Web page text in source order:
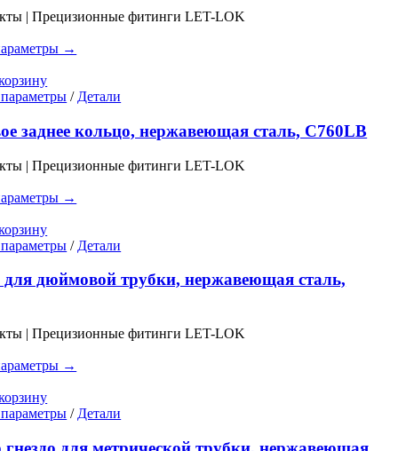
можно
на
| Прецизионные фитинги LET-LOK
→
Этот
имеет
несколько
вариаций.
Опции
выбрать
странице
товара.
/ Детали
заднее кольцо, нержавеющая сталь, C760LB
| Прецизионные фитинги LET-LOK
→
Этот
имеет
несколько
можно
на
/ Детали
для дюймовой трубки, нержавеющая сталь,
| Прецизионные фитинги LET-LOK
→
Этот
имеет
/ Детали